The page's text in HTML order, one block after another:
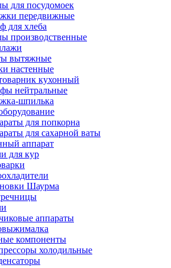
для посудомоек
передвижные
для хлеба
производственные
вытяжные
настенные
кухонный
нейтральные
шпилька
для попкорна
для сахарной ваты
аппарат
для кур
Шаурма
аппараты
компоненты
холодильные